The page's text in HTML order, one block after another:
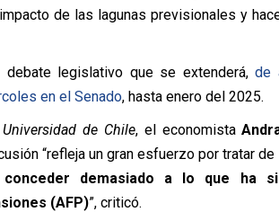
de las lagunas previsionales y
debate legislativo que se extenderá,de
en el Senado, hasta enero del 2025.
de Chile, el economista
“refleja un gran esfuerzo por tratar de
conceder demasiado a lo que ha
(AFP)”, criticó.